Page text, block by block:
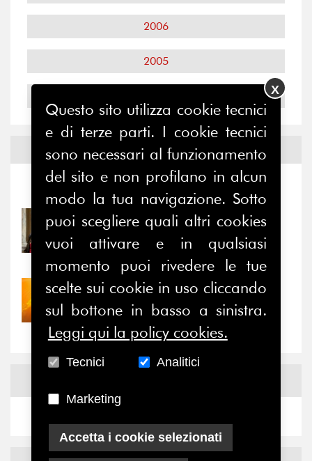
2006
2005
Notizie edEventi
Notizie
31/07/2026
Prima della pausa estiva,
il valore di...
30/07/2026
Nove anni dopo la
“grande cecità”: la...
Questo sito utilizza cookie tecnici
e di terze parti. I cookie tecnici
sono necessari al funzionamento
del sito e non profilano in alcun
modo la tua navigazione. Sotto
puoi scegliere quali altri cookies
vuoi attivare e in qualsiasi
momento puoi rivedere le tue
scelte sui cookie in uso cliccando
sul bottone in basso a sinistra.
Leggi qui la policy cookies.
Tecnici Analitici
Marketing
Accetta i cookie selezionati
X